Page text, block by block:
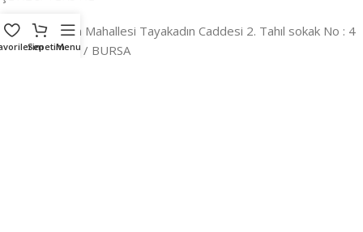
Adres:Reyhan Mahallesi Tayakadın Caddesi 2. Tahıl sokak No : 4
/ a Osmangazi / BURSA
SepetimMenu